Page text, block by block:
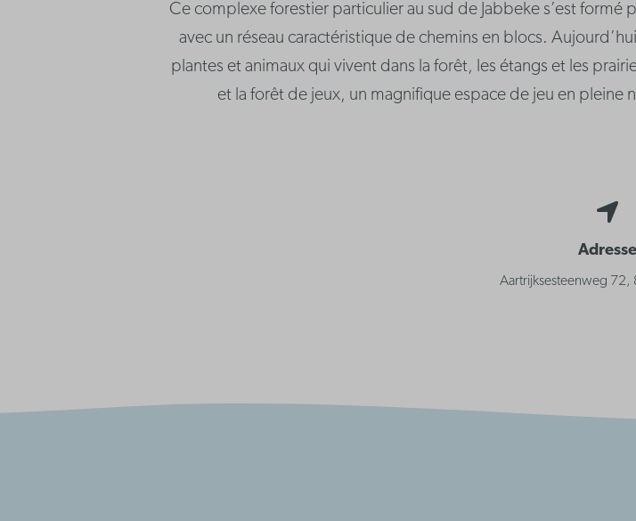
Ce complexe forestier particulier au sud de Jabbeke s’est
avec un réseau caractéristique de chemins en blocs.
plantes et animaux qui vivent dans la forêt, les étangs et les
et la forêt de jeux, un magnifique espace de jeu en pleine
Adresse
Aartrijksesteenweg 72,